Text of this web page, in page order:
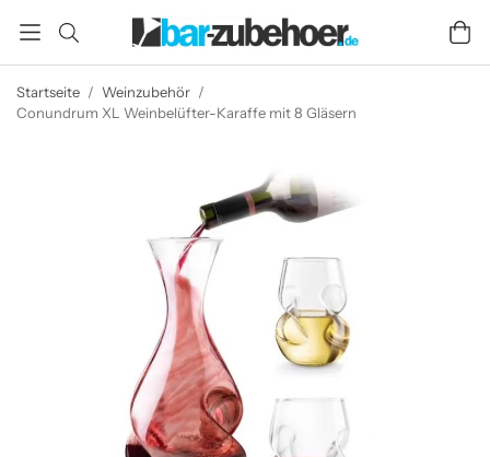
Startseite / Weinzubehör /
Conundrum XL Weinbelüfter-Karaffe mit 8 Gläsern